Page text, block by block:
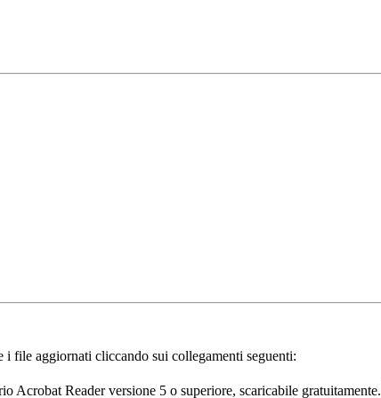
file aggiornati cliccando sui collegamenti seguenti:
Acrobat Reader versione 5 o superiore, scaricabile gratuitamente.